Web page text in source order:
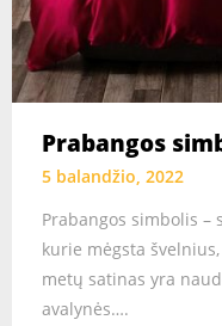
Prabangos
5 balandžio, 2022
Prabangos simbolis –
kurie mėgsta
metų satinas yra
avalynės….